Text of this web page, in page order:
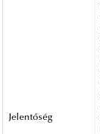
Jelentőség